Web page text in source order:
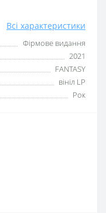
Всі характеристики
Фірмове видання
2021
FANTASY
вініл LP
Рок